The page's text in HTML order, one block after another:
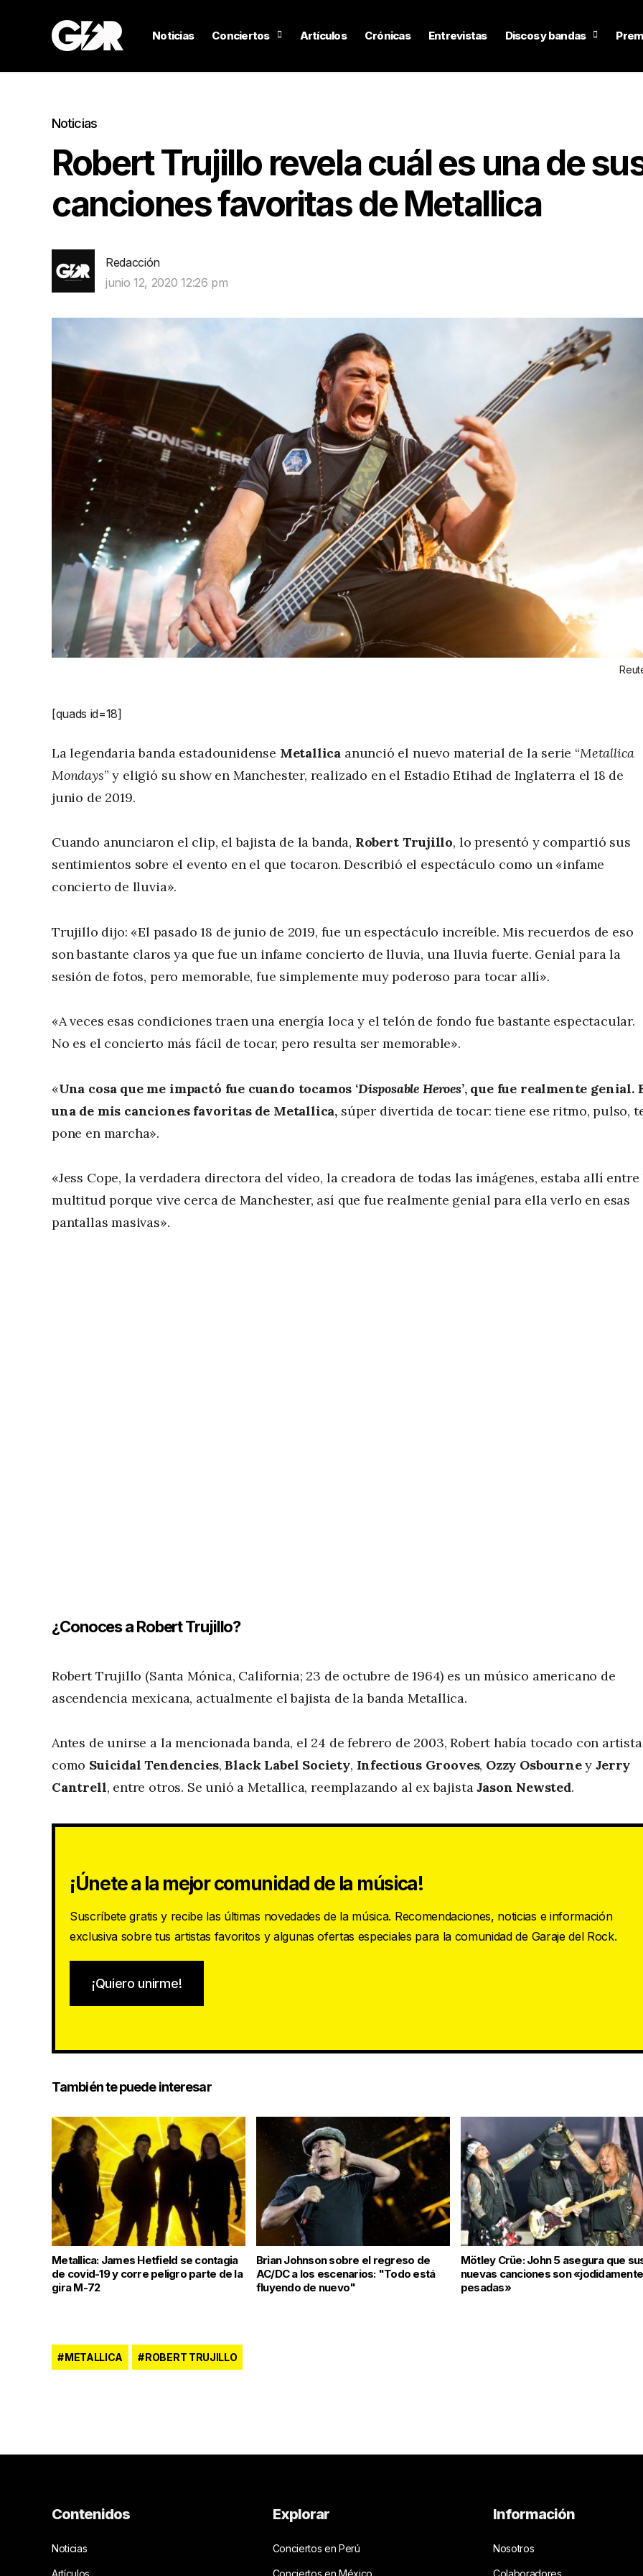
Noticias Conciertos Artículos Crónicas Entrevistas Discos y bandas
Noticias
Robert Trujillo revela cuál es una de
canciones favoritas de Metallica
Redacción
junio 12, 2020 12:26 pm
[quads id=18]
La legendaria banda estadounidense Metallica anunció el nuevo material de la serie “Metallica
Mondays” y eligió su show en Manchester, realizado en el Estadio Etihad de Inglaterra el 18 de
junio de 2019.
Cuando anunciaron el clip, el bajista de la banda, Robert Trujillo, lo presentó y compartió sus
sentimientos sobre el evento en el que tocaron. Describió el espectáculo como un «infame
concierto de lluvia».
Trujillo dijo: «El pasado 18 de junio de 2019, fue un espectáculo increíble. Mis recuerdos de eso
son bastante claros ya que fue un infame concierto de lluvia, una lluvia fuerte. Genial para la
sesión de fotos, pero memorable, fue simplemente muy poderoso para tocar allí».
«A veces esas condiciones traen una energía loca y el telón de fondo fue bastante espectacular.
No es el concierto más fácil de tocar, pero resulta ser memorable».
«Una cosa que me impactó fue cuando tocamos ‘Disposable Heroes’, que fue realmente genial.
una de mis canciones favoritas de Metallica, súper divertida de tocar: tiene ese ritmo, pulso,
pone en marcha».
«Jess Cope, la verdadera directora del vídeo, la creadora de todas las imágenes, estaba allí entre
multitud porque vive cerca de Manchester, así que fue realmente genial para ella verlo en esas
pantallas masivas».
¿Conoces a Robert Trujillo?
Robert Trujillo (Santa Mónica, California; 23 de octubre de 1964) es un músico americano de
ascendencia mexicana, actualmente el bajista de la banda Metallica.
Antes de unirse a la mencionada banda, el 24 de febrero de 2003, Robert había tocado con
como Suicidal Tendencies,Black Label Society, Infectious Grooves, Ozzy OsbourneyJerry
Cantrell, entre otros. Se unió a Metallica, reemplazando al ex bajistaJason Newsted.
¡Únete a la mejor comunidad de la música!
Suscríbete gratis y recibe las últimas novedades de la música. Recomendaciones, noticias e información
exclusiva sobre tus artistas favoritos y algunas ofertas especiales para la comunidad de Garaje del Rock.
¡Quiero unirme!
También te puede interesar
Metallica: James Hetfield se contagia
de covid-19 y corre peligro parte de la
gira M-72
Brian Johnson sobre el regreso de
AC/DC a los escenarios: "Todo está
fluyendo de nuevo"
Mötley Crüe: John 5 asegura que
nuevas canciones son «jodidamente
pesadas»
METALLICA ROBERT TRUJILLO
Contenidos
Noticias
Explorar
Conciertos en Perú
Información
Nosotros